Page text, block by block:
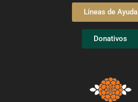
Líneas de Ayuda
Donativos